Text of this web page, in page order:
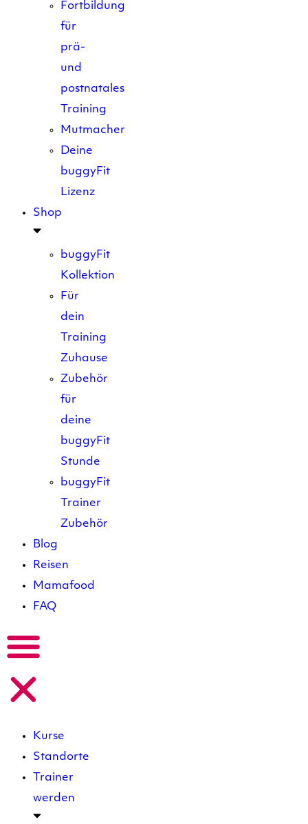
Fortbildung
für
prä-
und
postnatales
Training
Mutmacher
Deine
buggyFit
Lizenz
Shop
buggyFit
Kollektion
Für
dein
Training
Zuhause
Zubehör
für
deine
buggyFit
Stunde
buggyFit
Trainer
Zubehör
Blog
Reisen
Mamafood
FAQ
Kurse
Standorte
Trainer
werden